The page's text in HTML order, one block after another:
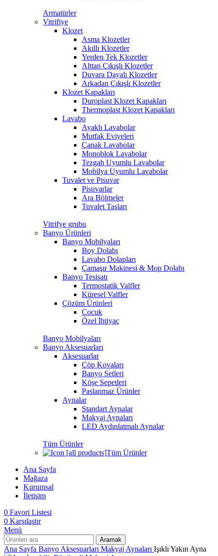
Armatürler
Vitrifiye
Klozet
Asma Klozetler
Akıllı Klozetler
Yerden Tek Klozetler
Alttan Çıkışlı Klozetler
Duvara Dayalı Klozetler
Arkadan Çıkışlı Klozetler
Klozet Kapakları
Duroplast Klozet Kapakları
Thermoplast Klozet Kapakları
Lavabo
Ayaklı Lavabolar
Mutfak Eviyeleri
Çanak Lavabolar
Monoblok Lavabolar
Tezgah Uyumlu Lavabolar
Mobilya Uyumlu Lavabolar
Tuvalet ve Pisuvar
Pisuvarlar
Ara Bölmeler
Tuvalet Taşları
Vitrifye grubu
Banyo Ürünleri
Banyo Mobilyaları
Boy Dolabı
Lavabo Dolapları
Çamaşır Makinesi & Mop Dolabı
Banyo Tesisatı
Termostatik Valfler
Küresel Valfler
Çözüm Ürünleri
Çocuk
Özel İhtiyaç
Banyo Mobilyaları
Banyo Aksesuarları
Aksesuarlar
Çöp Kovaları
Banyo Setleri
Köşe Sepetleri
Paslanmaz Ürünler
Aynalar
Standart Aynalar
Makyaj Aynaları
LED Aydınlatmalı Aynalar
Tüm Ürünler
Tüm Ürünler
Ana Sayfa
Mağaza
Kurumsal
İletişim
0 Favori Listesi
0 Karşılaştır
Menü
Aramak
Ana Sayfa Banyo Aksesuarları Makyaj Aynaları Işıklı Yakın Ayna